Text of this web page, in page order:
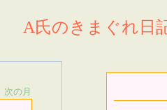
A氏のきまぐれ日
次の月